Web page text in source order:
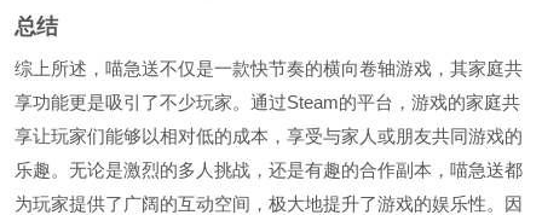
总结
综上所述，喵急送不仅是一款快节奏的横向卷轴游戏，其家庭共
享功能更是吸引了不少玩家。通过Steam的平台，游戏的家庭共
享让玩家们能够以相对低的成本，享受与家人或朋友共同游戏的
乐趣。无论是激烈的多人挑战，还是有趣的合作副本，喵急送都
为玩家提供了广阔的互动空间，极大地提升了游戏的娱乐性。因